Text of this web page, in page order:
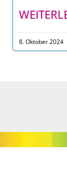
8. Oktober 2024